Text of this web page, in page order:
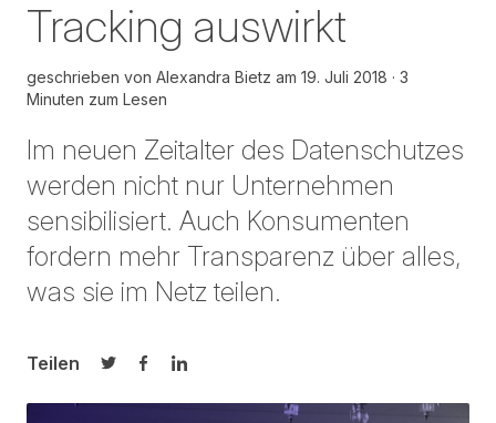
Tracking auswirkt
geschrieben von Alexandra Bietz am 19. Juli 2018
3
Minuten zum Lesen
Im neuen Zeitalter des Datenschutzes
werden nicht nur Unternehmen
sensibilisiert. Auch Konsumenten
fordern mehr Transparenz über alles,
was sie im Netz teilen.
Teilen
Auf Twitter teilen
Auf Facebook teilen
Auf LinkedIn teilen